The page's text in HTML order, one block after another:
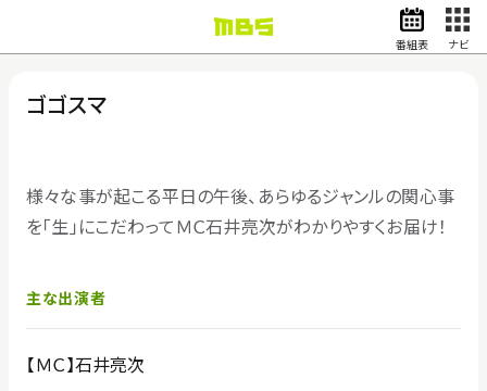
情報・報道
天気・防災
映画 アナウンサー
グッズ
番組表 ナビ
ゴゴスマ
様々な事が起こる平日の午後、あらゆるジャンルの関心事
を「生」にこだわってＭＣ石井亮次がわかりやすくお届け！
主な出演者
【ＭＣ】石井亮次